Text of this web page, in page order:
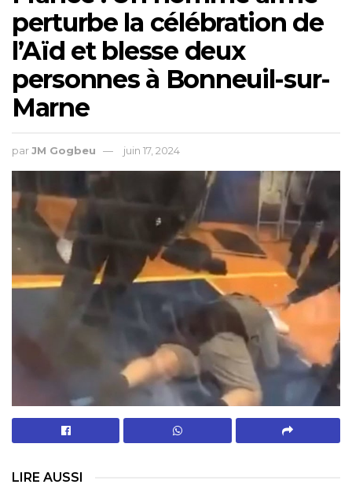
perturbe la célébration de
l’Aïd et blesse deux
personnes à Bonneuil-sur-
Marne
parJM Gogbeu juin 17, 2024
LIRE AUSSI